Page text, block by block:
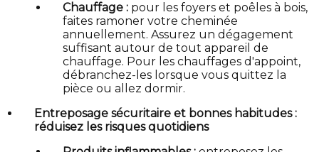
Chauffage : pour les foyers et poêles à bois,
faites ramoner votre cheminée
annuellement. Assurez un dégagement
suffisant autour de tout appareil de
chauffage. Pour les chauffages d'appoint,
débranchez-les lorsque vous quittez la
pièce ou allez dormir.
Entreposage sécuritaire et bonnes habitudes :
réduisez les risques quotidiens